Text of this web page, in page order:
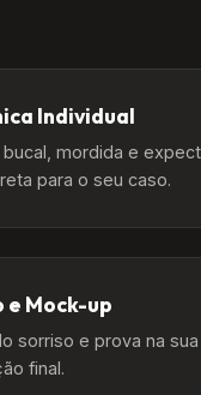
Individual
mordida e
para o seu caso.
Mock-up
sorriso e prova na
final.